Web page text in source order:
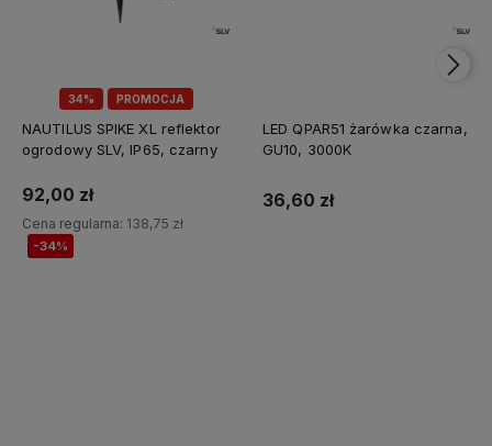
34% PROMOCJA
NAUTILUS SPIKE XL reflektor
ogrodowy SLV, IP65, czarny
92,00 zł
Cena regularna: 138,75 zł
-34%
LED QPAR51 żarówka czarna,
GU10, 3000K
36,60 zł